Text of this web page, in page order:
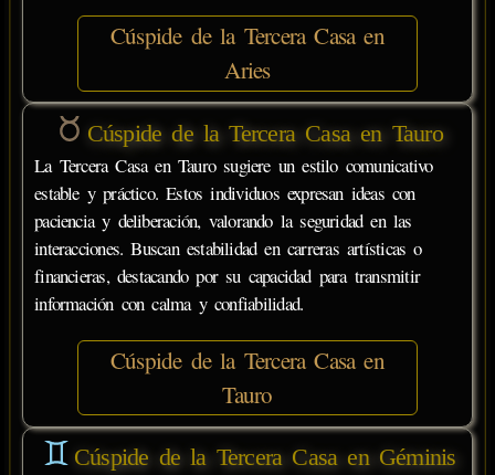
Cúspide de la Tercera Casa en
Aries
Cúspide de la Tercera Casa en Tauro
La Tercera Casa en Tauro sugiere un estilo comunicativo
estable y práctico. Estos individuos expresan ideas con
paciencia y deliberación, valorando la seguridad en las
interacciones. Buscan estabilidad en carreras artísticas o
financieras, destacando por su capacidad para transmitir
información con calma y confiabilidad.
Cúspide de la Tercera Casa en
Tauro
Cúspide de la Tercera Casa en Géminis